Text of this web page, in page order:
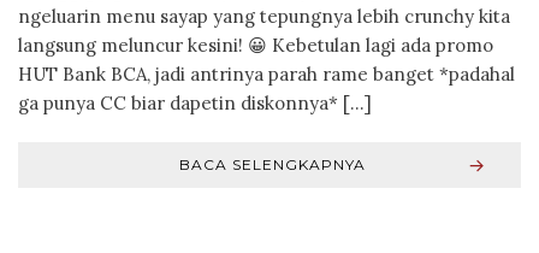
ngeluarin menu sayap yang tepungnya lebih crunchy kita
langsung meluncur kesini! 😀 Kebetulan lagi ada promo
HUT Bank BCA, jadi antrinya parah rame banget *padahal
ga punya CC biar dapetin diskonnya* […]
BACA SELENGKAPNYA